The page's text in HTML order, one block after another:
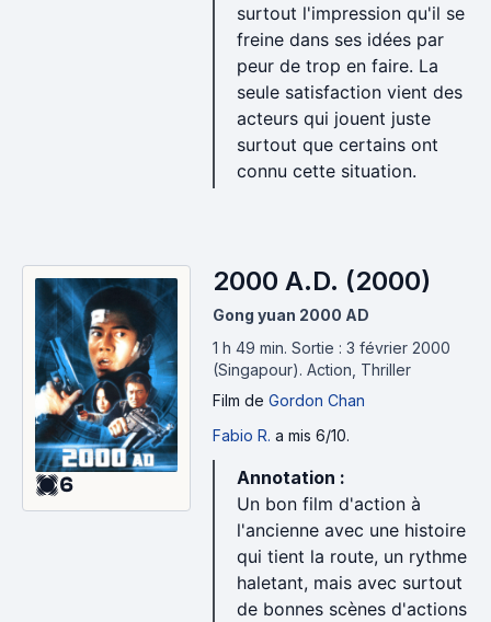
surtout l'impression qu'il se
freine dans ses idées par
peur de trop en faire. La
seule satisfaction vient des
acteurs qui jouent juste
surtout que certains ont
connu cette situation.
6
2000 A.D. (2000)
Gong yuan 2000 AD
1 h 49 min. Sortie : 3 février 2000
(Singapour). Action, Thriller
Film de Gordon Chan
Fabio R. a mis 6/10.
Annotation :
Un bon film d'action à
l'ancienne avec une histoire
qui tient la route, un rythme
haletant, mais avec surtout
de bonnes scènes d'actions